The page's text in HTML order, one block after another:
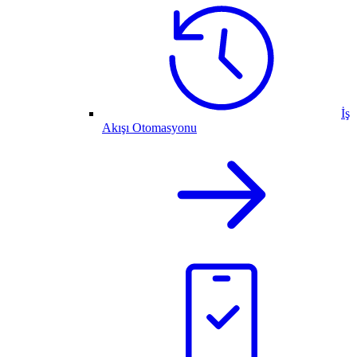
İş
Akışı Otomasyonu